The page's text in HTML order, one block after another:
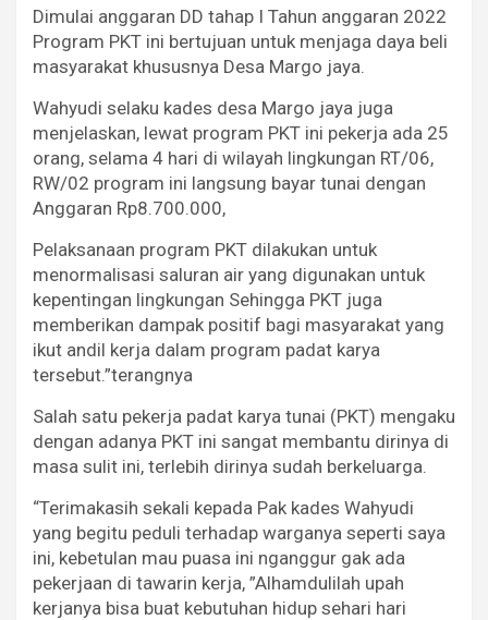
Dimulai anggaran DD tahap I Tahun anggaran 2022
Program PKT ini bertujuan untuk menjaga daya beli
masyarakat khususnya Desa Margo jaya.
Wahyudi selaku kades desa Margo jaya juga
menjelaskan, lewat program PKT ini pekerja ada 25
orang, selama 4 hari di wilayah lingkungan RT/06,
RW/02 program ini langsung bayar tunai dengan
Anggaran Rp8.700.000,
Pelaksanaan program PKT dilakukan untuk
menormalisasi saluran air yang digunakan untuk
kepentingan lingkungan Sehingga PKT juga
memberikan dampak positif bagi masyarakat yang
ikut andil kerja dalam program padat karya
tersebut.”terangnya
Salah satu pekerja padat karya tunai (PKT) mengaku
dengan adanya PKT ini sangat membantu dirinya di
masa sulit ini, terlebih dirinya sudah berkeluarga.
“Terimakasih sekali kepada Pak kades Wahyudi
yang begitu peduli terhadap warganya seperti saya
ini, kebetulan mau puasa ini nganggur gak ada
pekerjaan di tawarin kerja, ”Alhamdulilah upah
kerjanya bisa buat kebutuhan hidup sehari hari